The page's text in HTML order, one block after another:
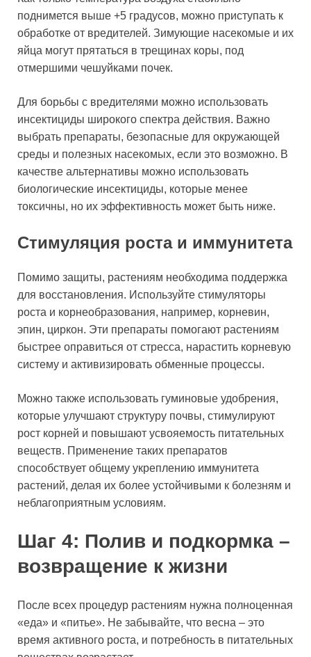
поднимется выше +5 градусов, можно приступать к
обработке от вредителей. Зимующие насекомые и их
яйца могут прятаться в трещинах коры, под
отмершими чешуйками почек.
Для борьбы с вредителями можно использовать
инсектициды широкого спектра действия. Важно
выбрать препараты, безопасные для окружающей
среды и полезных насекомых, если это возможно. В
качестве альтернативы можно использовать
биологические инсектициды, которые менее
токсичны, но их эффективность может быть ниже.
Стимуляция роста и иммунитета
Помимо защиты, растениям необходима поддержка
для восстановления. Используйте стимуляторы
роста и корнеобразования, например, корневин,
эпин, циркон. Эти препараты помогают растениям
быстрее оправиться от стресса, нарастить корневую
систему и активизировать обменные процессы.
Можно также использовать гуминовые удобрения,
которые улучшают структуру почвы, стимулируют
рост корней и повышают усвояемость питательных
веществ. Применение таких препаратов
способствует общему укреплению иммунитета
растений, делая их более устойчивыми к болезням и
неблагоприятным условиям.
Шаг 4: Полив и подкормка –
возвращение к жизни
После всех процедур растениям нужна полноценная
«еда» и «питье». Не забывайте, что весна – это
время активного роста, и потребность в питательных